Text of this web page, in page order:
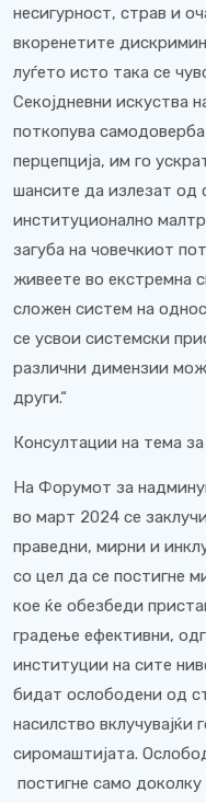
несигурност, страв и
вкоренетите
луѓето исто така се
Секојдневни искуства
поткопува
перцепција, им го
шансите да излезат од
институционално
загуба на човечкиот
живеете во екстремна
сложен систем на
се усвои системски
различни димензии
други.“
Консултации на тема
На Форумот за
во март 2024 се
праведни, мирни и
со цел да се постигне
кое ќе обезбеди
градење ефективни,
институции на сите
бидат ослободени од
насилство
сиромаштијата.
постигне само